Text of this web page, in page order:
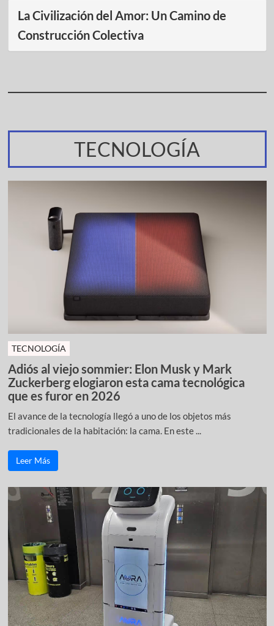
La Civilización del Amor: Un Camino de
Construcción Colectiva
TECNOLOGÍA
TECNOLOGÍA
Adiós al viejo sommier: Elon Musk y Mark
Zuckerberg elogiaron esta cama tecnológica
que es furor en 2026
El avance de la tecnología llegó a uno de los objetos más
tradicionales de la habitación: la cama. En este ...
Leer Más